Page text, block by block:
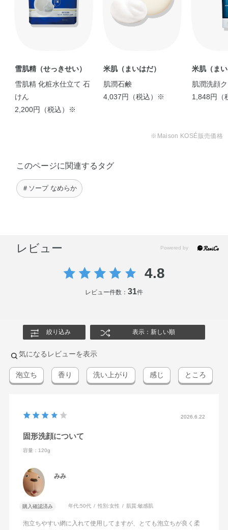
雪肌精（せっきせい）
雪肌精 化粧水仕立て 石
けん
2,200円（税込）※
米肌（まいはだ）
肌潤石鹸
4,037円（税込）※
米肌（ま
肌潤洗顔
1,848円（
※Maison KOSÉ販売価格
このページに関連するタグ
＃ソープ なめらか
レビュー
4.8
レビュー件数： 31件
絞り込み 表示：新しい順
気になるレビューを表示
泡立ち 香り 洗い上がり 感じ ところ
2026.6.22
固形洗顔について
容量：120g
みみ
購入確認済み 年代:50代 性別:女性 肌質:敏感肌
泡立ちやすい網に入れて使用してますが、とても泡立ちが良く柔